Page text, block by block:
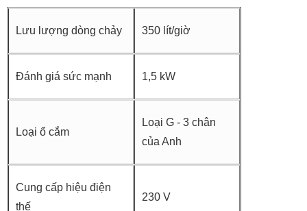
Lưu lượng dòng chảy 350 lít/giờ
Đánh giá sức mạnh 1,5 kW
Loại ổ cắm
Loại G - 3 chân
của Anh
Cung cấp hiệu điện
thế
230 V